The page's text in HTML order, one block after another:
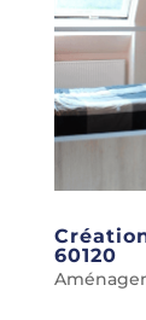
60120